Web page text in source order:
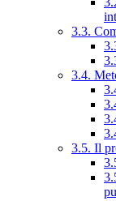
3.3.
3.4.
3.5. Il